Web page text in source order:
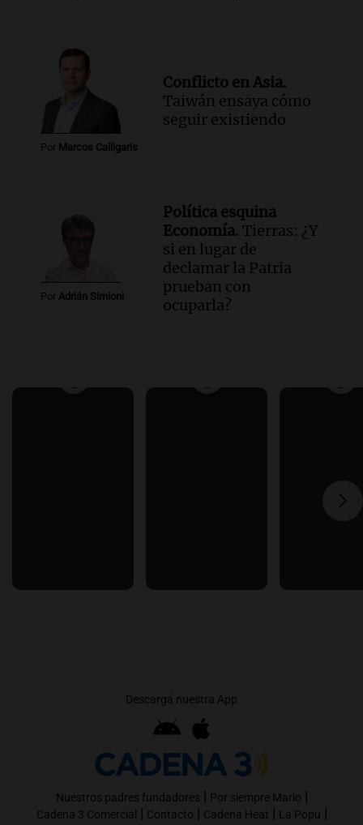
Por Marcos Calligaris
Conflicto en Asia.
Taiwán ensaya cómo
seguir existiendo
Por Adrián Simioni
Política esquina
Economía. Tierras: ¿Y
si en lugar de
declamar la Patria
prueban con
ocuparla?
Descargá nuestra App
Nuestros padres fundadores | Por siempre Mario |
Cadena 3 Comercial | Contacto | Cadena Heat | La Popu |